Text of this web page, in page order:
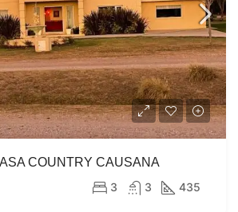
COUNTRY CAUSANA
3 3 435